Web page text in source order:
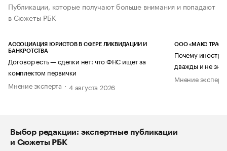
Публикации, которые получают больше внимания и попадают
в Сюжеты РБК
АССОЦИАЦИЯ ЮРИСТОВ В СФЕРЕ ЛИКВИДАЦИИ И
БАНКРОТСТВА
Договор есть — сделки нет: что ФНС ищет за
комплектом первички
Мнение эксперта
4 августа 2026
ООО «МАКС ТРАСТ»
Почему
дважды и не
Мнение
Выбор редакции: экспертные публикации
и Сюжеты РБК